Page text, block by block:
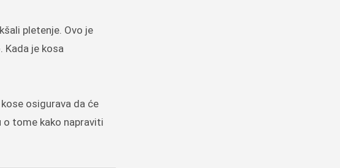
pletenje. Ovo je
Kada je kosa
osigurava da će
tome kako napraviti